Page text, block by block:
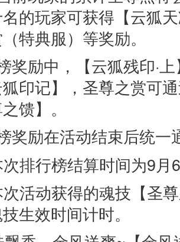
的玩家可获得【云狐
特典服）等奖励。
奖励中，【云狐残印·
印记】，圣尊之赏可
馈】。
奖励在活动结束后统一
排行榜结算时间为9月
活动获得的魂技【圣
生效时间计时。